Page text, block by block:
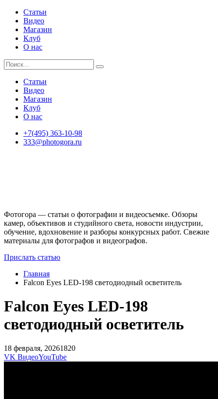
Статьи
Видео
Магазин
Клуб
О нас
Статьи
Видео
Магазин
Клуб
О нас
+7(495) 363-10-98
333@photogora.ru
Фотогора — статьи о фотографии и видеосъемке. Обзоры
камер, объективов и студийного света, новости индустрии,
обучение, вдохновение и разборы конкурсных работ. Свежие
материалы для фотографов и видеографов.
Прислать статью
Главная
Falcon Eyes LED-198 светодиодный осветитель
Falcon Eyes LED-198
светодиодный осветитель
18 февраля, 20261820
VK ВидеоYouTube